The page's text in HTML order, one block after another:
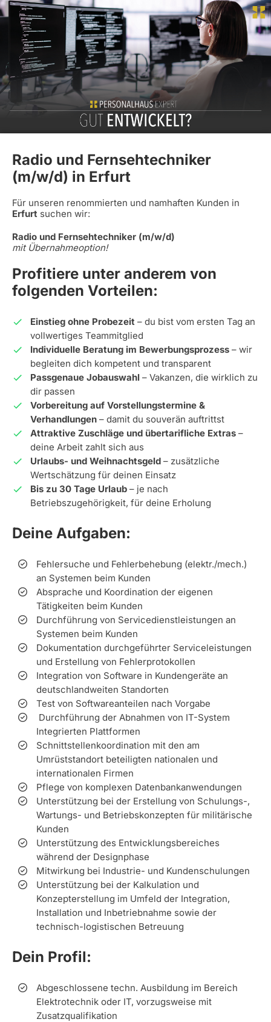
Radio und Fernsehtechniker
(m/w/d) in Erfurt
Für unseren renommierten und namhaften Kunden in
Erfurt suchen wir:
Radio und Fernsehtechniker (m/w/d)
mit Übernahmeoption!
Profitiere unter anderem von
folgenden Vorteilen:
Einstieg ohne Probezeit – du bist vom ersten Tag an
vollwertiges Teammitglied
Individuelle Beratung im Bewerbungsprozess – wir
begleiten dich kompetent und transparent
Passgenaue Jobauswahl – Vakanzen, die wirklich zu
dir passen
Vorbereitung auf Vorstellungstermine &
Verhandlungen – damit du souverän auftrittst
Attraktive Zuschläge und übertarifliche Extras –
deine Arbeit zahlt sich aus
Urlaubs- und Weihnachtsgeld – zusätzliche
Wertschätzung für deinen Einsatz
Bis zu 30 Tage Urlaub – je nach
Betriebszugehörigkeit, für deine Erholung
Deine Aufgaben:
Fehlersuche und Fehlerbehebung (elektr./mech.)
an Systemen beim Kunden
Absprache und Koordination der eigenen
Tätigkeiten beim Kunden
Durchführung von Servicedienstleistungen an
Systemen beim Kunden
Dokumentation durchgeführter Serviceleistungen
und Erstellung von Fehlerprotokollen
Integration von Software in Kundengeräte an
deutschlandweiten Standorten
Test von Softwareanteilen nach Vorgabe
Durchführung der Abnahmen von IT-System
Integrierten Plattformen
Schnittstellenkoordination mit den am
Umrüststandort beteiligten nationalen und
internationalen Firmen
Pflege von komplexen Datenbankanwendungen
Unterstützung bei der Erstellung von Schulungs-,
Wartungs- und Betriebskonzepten für militärische
Kunden
Unterstützung des Entwicklungsbereiches
während der Designphase
Mitwirkung bei Industrie- und Kundenschulungen
Unterstützung bei der Kalkulation und
Konzepterstellung im Umfeld der Integration,
Installation und Inbetriebnahme sowie der
technisch-logistischen Betreuung
Dein Profil:
Abgeschlossene techn. Ausbildung im Bereich
Elektrotechnik oder IT, vorzugsweise mit
Zusatzqualifikation